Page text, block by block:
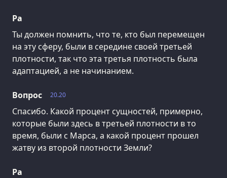
Ра
Ты должен помнить, что те, кто был перемещен
на эту сферу, были в середине своей третьей
плотности, так что эта третья плотность была
адаптацией, а не начинанием.
20.20
Вопрос
Спасибо. Какой процент сущностей, примерно,
которые были здесь в третьей плотности в то
время, были с Марса, а какой процент прошел
жатву из второй плотности Земли?
Ра